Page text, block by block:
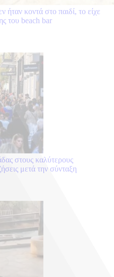
κοντά στο παιδί, το είχε
του beach bar
στους καλύτερους
μετά την σύνταξη